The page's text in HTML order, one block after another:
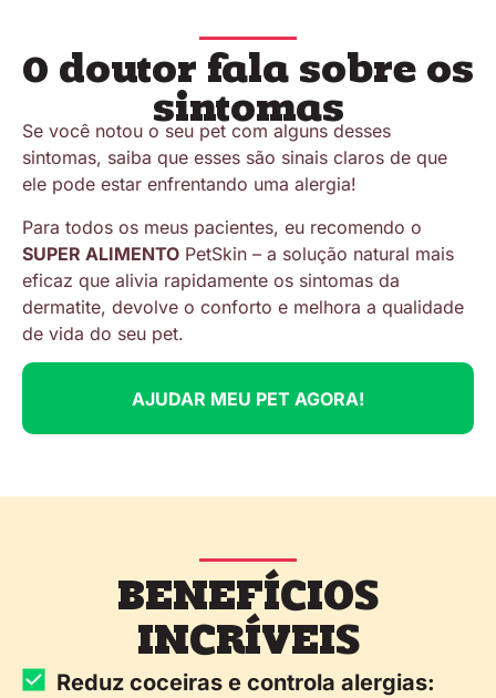
O doutor fala sobre os
sintomas
Se você notou o seu pet com alguns desses
sintomas, saiba que esses são sinais claros de que
ele pode estar enfrentando uma alergia!
Para todos os meus pacientes, eu recomendo o
SUPER ALIMENTO PetSkin – a solução natural mais
eficaz que alivia rapidamente os sintomas da
dermatite, devolve o conforto e melhora a qualidade
de vida do seu pet.
AJUDAR MEU PET AGORA!
BENEFÍCIOS
INCRÍVEIS
Reduz coceiras e controla alergias: